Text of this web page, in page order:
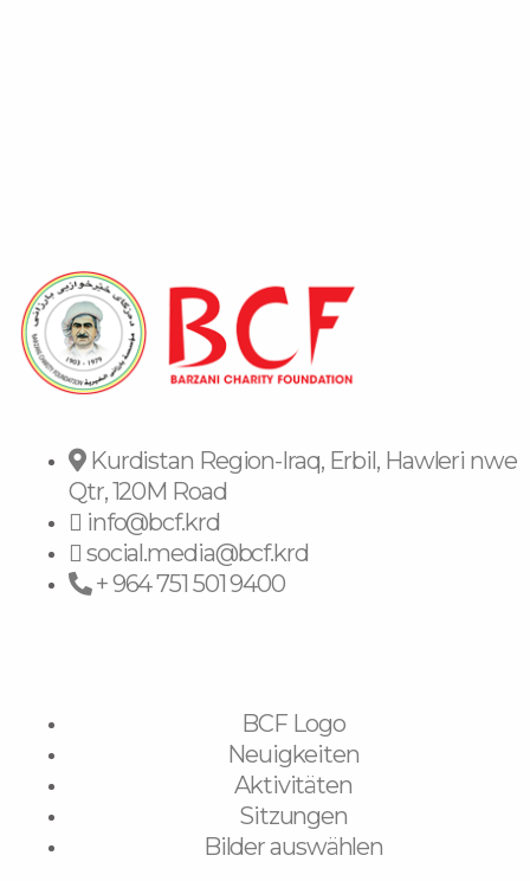
Kurdistan Region-Iraq, Erbil, Hawleri nwe
Qtr, 120M Road
info@bcf.krd
social.media@bcf.krd
+ 964 751 501 9400
BCF Logo
Neuigkeiten
Aktivitäten
Sitzungen
Bilder auswählen